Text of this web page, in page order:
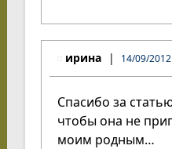
ирина 14/09/
Спасибо за
чтобы она не
моим родным…